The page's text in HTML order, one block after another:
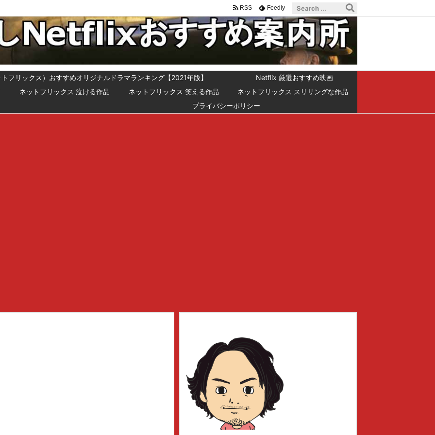
フリックス）おすすめオリジナルドラマランキング【2021年版】
Netflix 厳選おすすめ映画
ネットフリックス 泣ける作品 ネットフリックス 笑える作品
ネットフリックス スリリングな作品
プライバシーポリシー
RSS Feedly